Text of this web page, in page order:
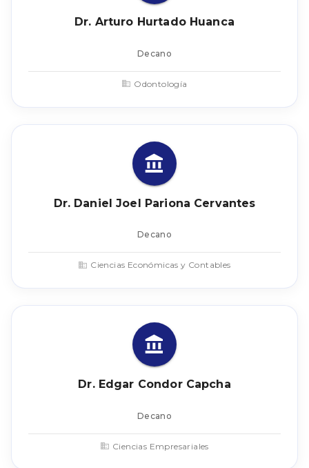
Dr. Arturo Hurtado Huanca
Decano
Odontología
Dr. Daniel Joel Pariona Cervantes
Decano
Ciencias Económicas y Contables
Dr. Edgar Condor Capcha
Decano
Ciencias Empresariales